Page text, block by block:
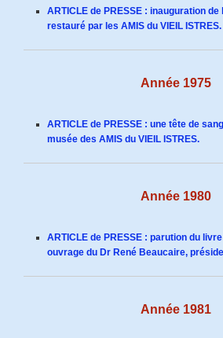
ARTICLE de PRESSE : inauguration de
restauré par les AMIS du VIEIL ISTRES.
Année 1975
ARTICLE de PRESSE : une tête de
musée des AMIS du VIEIL ISTRES.
Année 1980
ARTICLE de PRESSE : parution du livre
ouvrage du Dr René Beaucaire,
Année 1981